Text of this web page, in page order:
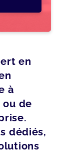
en
à
ou de
dédiés,